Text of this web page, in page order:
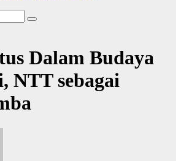
Dalam Budaya
NTT sebagai